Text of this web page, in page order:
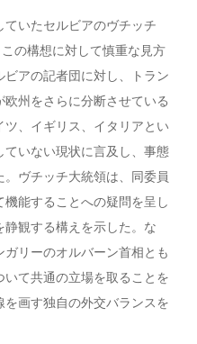
いたセルビアのヴチッチ
の構想に対して慎重な見方
アの記者団に対し、トラン
州をさらに分断させている
、イギリス、イタリアとい
ていない現状に言及し、事態
ヴチッチ大統領は、同委員
能することへの疑問を呈し
観する構えを示した。な
リーのオルバーン首相とも
て共通の立場を取ることを
画す独自の外交バランスを